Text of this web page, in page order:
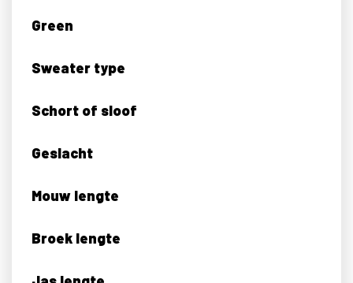
Green
Sweater type
Schort of sloof
Geslacht
Mouw lengte
Broek lengte